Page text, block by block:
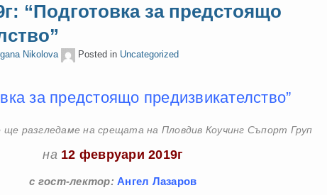
“Подготовка за предстоящо
Nikolova Posted in Uncategorized
за предстоящо предизвикателство”
разгледаме на срещата на Пловдив Коучинг Съпорт Груп
на 12 февруари 2019г
с гост-лектор: Ангел Лазаров